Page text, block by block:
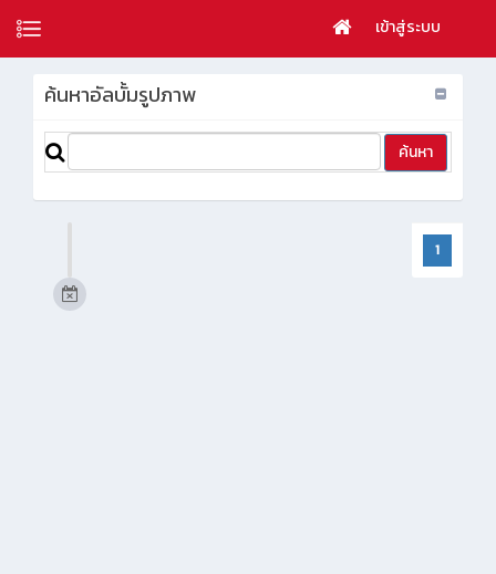
เข้าสู่ระบบ
ค้นหาอัลบั้มรูปภาพ
1